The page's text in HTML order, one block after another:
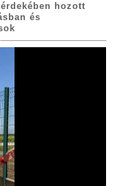
hozott
és